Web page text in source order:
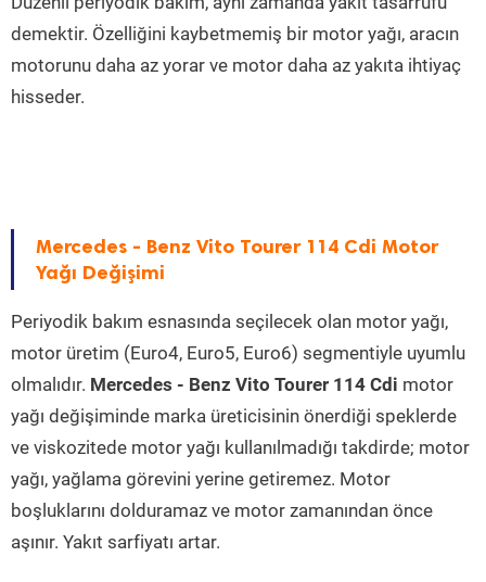
demektir. Özelliğini kaybetmemiş bir motor yağı, aracın
motorunu daha az yorar ve motor daha az yakıta ihtiyaç
hisseder.
Mercedes - Benz Vito Tourer 114 Cdi Motor
Yağı Değişimi
Periyodik bakım esnasında seçilecek olan motor yağı,
motor üretim (Euro4, Euro5, Euro6) segmentiyle uyumlu
olmalıdır. Mercedes - Benz Vito Tourer 114 Cdi motor
yağı değişiminde marka üreticisinin önerdiği speklerde
ve viskozitede motor yağı kullanılmadığı takdirde; motor
yağı, yağlama görevini yerine getiremez. Motor
boşluklarını dolduramaz ve motor zamanından önce
aşınır. Yakıt sarfiyatı artar.